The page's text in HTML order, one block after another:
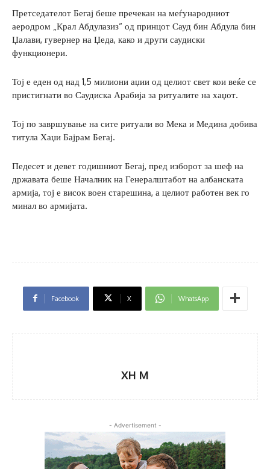
Претседателот Бегај беше пречекан на меѓународниот
аеродром „Крал Абдулазиз“ од принцот Сауд бин Абдула бин
Џалави, гувернер на Џеда, како и други саудиски
функционери.
Тој е еден од над 1,5 милиони аџии од целиот свет кои веќе се
пристигнати во Саудиска Арабија за ритуалите на хаџот.
Тој по завршување на сите ритуали во Мека и Медина добива
титула Хаџи Бајрам Бегај.
Педесет и девет годишниот Бегај, пред изборот за шеф на
државата беше Началник на Генералштабот на албанската
армија, тој е висок воен старешина, а целиот работен век го
минал во армијата.
Facebook X WhatsApp
XH M
- Advertisement -